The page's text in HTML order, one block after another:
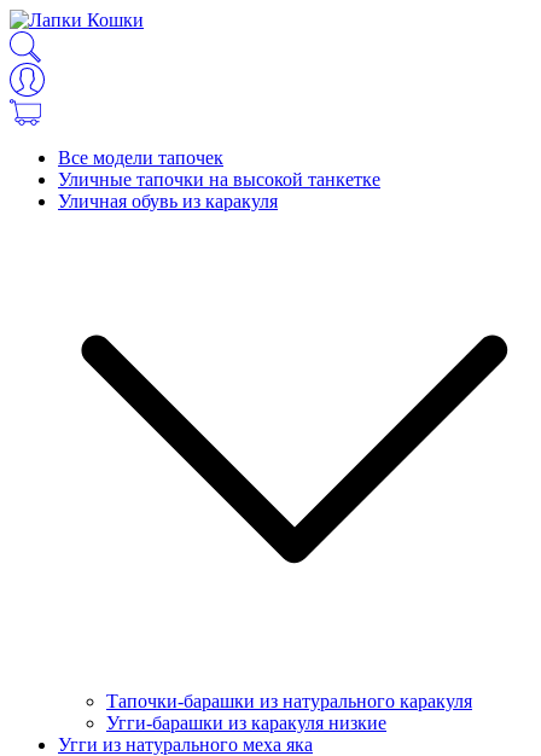
Все модели тапочек
Уличные тапочки на высокой танкетке
Уличная обувь из каракуля
Тапочки-барашки из натурального каракуля
Угги-барашки из каракуля низкие
Угги из натурального меха яка